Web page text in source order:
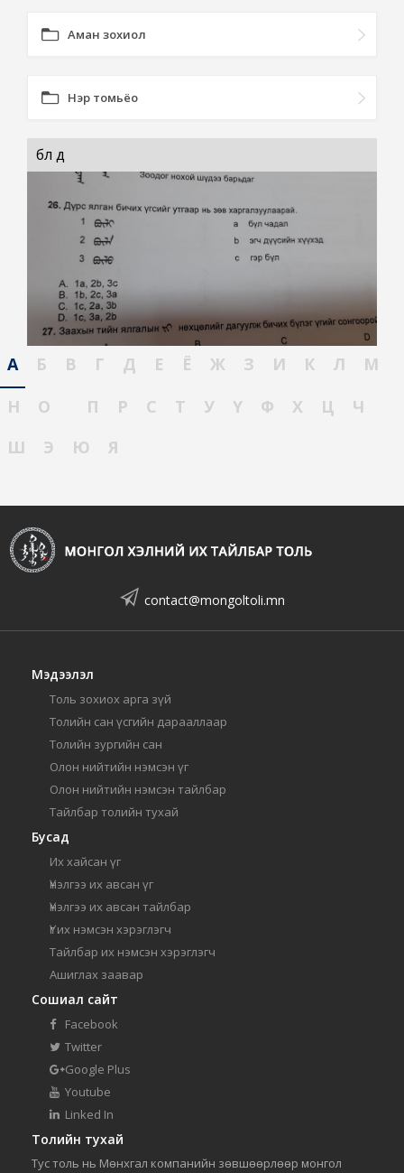
Аман зохиол
Нэр томьёо
бүл дүү
А Б В Г Д Е Ё Ж З И К Л
М
Н
О П Р С Т У Ү Ф Х Ц
Ч
Ш
Э Ю Я
contact@mongoltoli.mn
Мэдээлэл
Толь зохиох арга зүй
Толийн сан үсгийн дарааллаар
Толийн зургийн сан
Олон нийтийн нэмсэн үг
Олон нийтийн нэмсэн тайлбар
Тайлбар толийн тухай
Бусад
Их хайсан үг
Үнэлгээ их авсан үг
Үнэлгээ их авсан тайлбар
Үг их нэмсэн хэрэглэгч
Тайлбар их нэмсэн хэрэглэгч
Ашиглах заавар
Сошиал сайт
Facebook
Twitter
Google Plus
Youtube
Linked In
Толийн тухай
Тус толь нь Мөнхгал компанийн зөвшөөрлөөр монгол